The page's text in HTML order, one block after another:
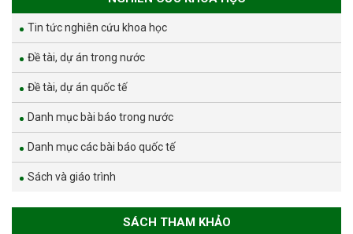
Tin tức nghiên cứu khoa học
Đề tài, dự án trong nước
Đề tài, dự án quốc tế
Danh mục bài báo trong nước
Danh mục các bài báo quốc tế
Sách và giáo trình
SÁCH THAM KHẢO